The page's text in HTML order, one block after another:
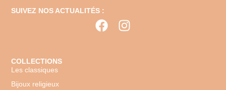
SUIVEZ NOS ACTUALITÉS :
COLLECTIONS
Les classiques
Bijoux religieux